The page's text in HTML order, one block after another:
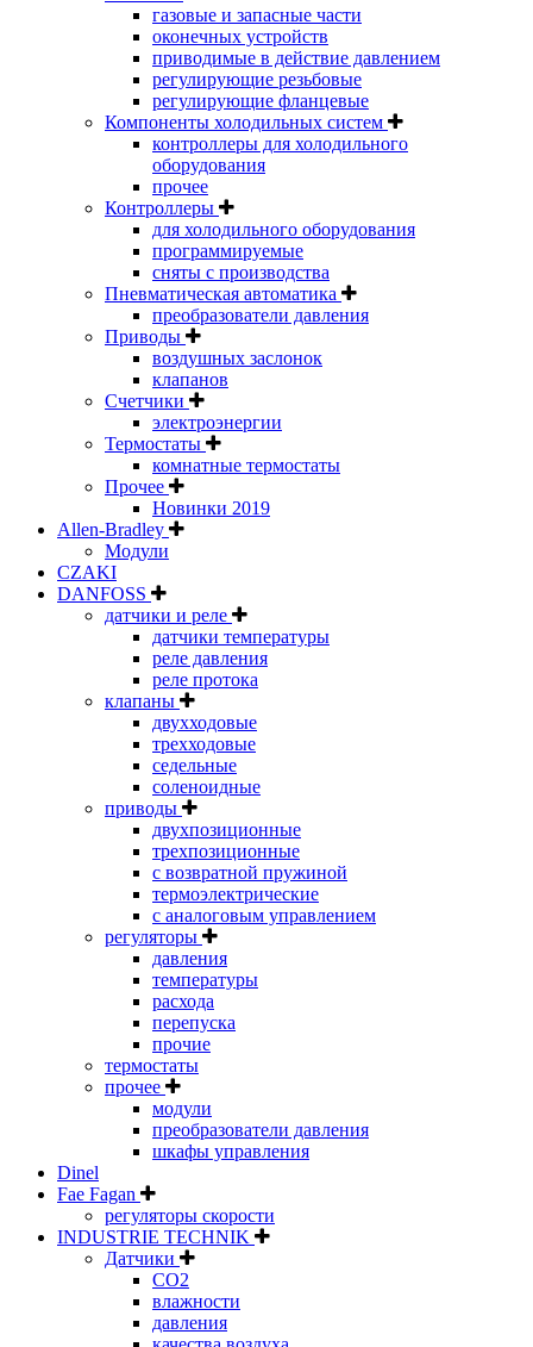
газовые и запасные части
оконечных устройств
приводимые в действие давлением
регулирующие резьбовые
регулирующие фланцевые
Компоненты холодильных систем
контроллеры для холодильного
оборудования
прочее
Контроллеры
для холодильного оборудования
программируемые
сняты с производства
Пневматическая автоматика
преобразователи давления
Приводы
воздушных заслонок
клапанов
Счетчики
электроэнергии
Термостаты
комнатные термостаты
Прочее
Новинки 2019
Allen-Bradley
Модули
CZAKI
DANFOSS
датчики и реле
датчики температуры
реле давления
реле протока
клапаны
двухходовые
трехходовые
седельные
соленоидные
приводы
двухпозиционные
трехпозиционные
с возвратной пружиной
термоэлектрические
с аналоговым управлением
регуляторы
давления
температуры
расхода
перепуска
прочие
термостаты
прочее
модули
преобразователи давления
шкафы управления
Dinel
Fae Fagan
регуляторы скорости
INDUSTRIE TECHNIK
Датчики
CO2
влажности
давления